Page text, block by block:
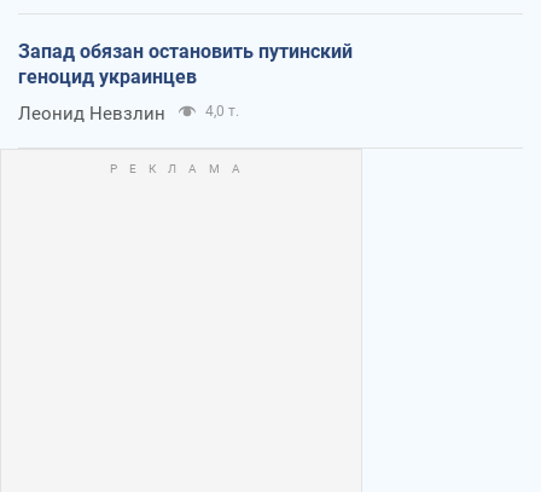
Запад обязан остановить путинский
геноцид украинцев
Леонид Невзлин 4,0 т.